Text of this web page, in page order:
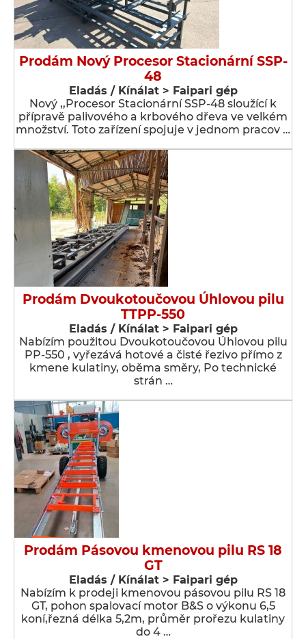
Prodám Nový Procesor Stacionární SSP-
48
Eladás / Kínálat > Faipari gép
Nový ,,Procesor Stacionární SSP-48 sloužící k
přípravě palivového a krbového dřeva ve velkém
množství. Toto zařízení spojuje v jednom pracov …
Prodám Dvoukotoučovou Úhlovou pilu
TTPP-550
Eladás / Kínálat > Faipari gép
Nabízím použitou Dvoukotoučovou Úhlovou pilu
PP-550 , vyřezává hotové a čisté řezivo přímo z
kmene kulatiny, oběma směry, Po technické
strán …
Prodám Pásovou kmenovou pilu RS 18
GT
Eladás / Kínálat > Faipari gép
Nabízím k prodeji kmenovou pásovou pilu RS 18
GT, pohon spalovací motor B&S o výkonu 6,5
koní,řezná délka 5,2m, průměr prořezu kulatiny
do 4 …